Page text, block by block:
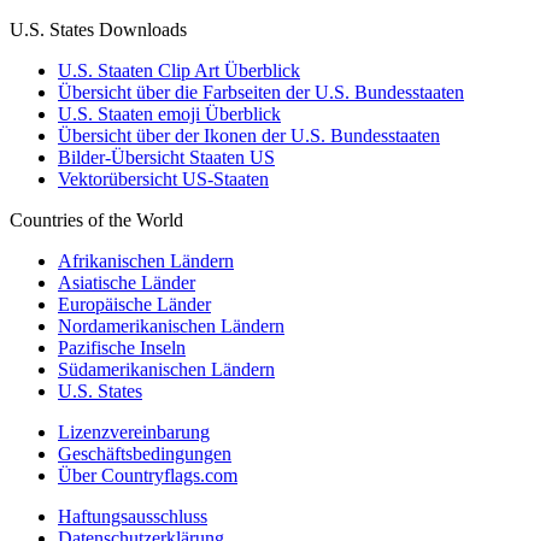
U.S. States Downloads
U.S. Staaten Clip Art Überblick
Übersicht über die Farbseiten der U.S. Bundesstaaten
U.S. Staaten emoji Überblick
Übersicht über der Ikonen der U.S. Bundesstaaten
Bilder-Übersicht Staaten US
Vektorübersicht US-Staaten
Countries of the World
Afrikanischen Ländern
Asiatische Länder
Europäische Länder
Nordamerikanischen Ländern
Pazifische Inseln
Südamerikanischen Ländern
U.S. States
Lizenzvereinbarung
Geschäftsbedingungen
Über Countryflags.com
Haftungsausschluss